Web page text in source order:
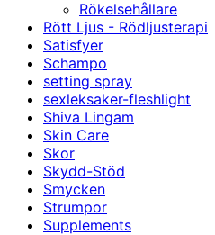
Rökelsehållare
Rött Ljus - Rödljusterapi
Satisfyer
Schampo
setting spray
sexleksaker-fleshlight
Shiva Lingam
Skin Care
Skor
Skydd-Stöd
Smycken
Strumpor
Supplements